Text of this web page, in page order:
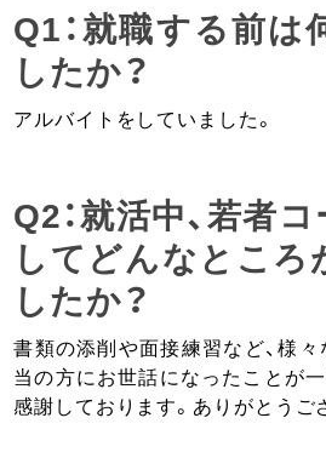
Q1：就職する前は
したか？
アルバイトをしていました。
Q2：就活中、若者
してどんなところ
したか？
書類の添削や面接練習など、様
当の方にお世話になったことが
感謝しております。ありがとうご